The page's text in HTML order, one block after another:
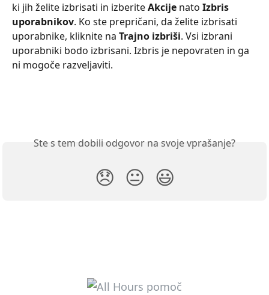
ki jih želite izbrisati in izberite Akcije nato Izbris
uporabnikov. Ko ste prepričani, da želite izbrisati
uporabnike, kliknite na Trajno izbriši. Vsi izbrani
uporabniki bodo izbrisani. Izbris je nepovraten in ga
ni mogoče razveljaviti.
Ste s tem dobili odgovor na svoje vprašanje?
😞 😐 😃